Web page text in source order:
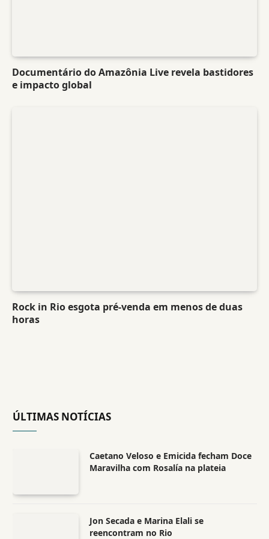
Documentário do Amazônia Live revela bastidores
e impacto global
Rock in Rio esgota pré-venda em menos de duas
horas
ÚLTIMAS NOTÍCIAS
Caetano Veloso e Emicida fecham Doce
Maravilha com Rosalía na plateia
Jon Secada e Marina Elali se
reencontram no Rio